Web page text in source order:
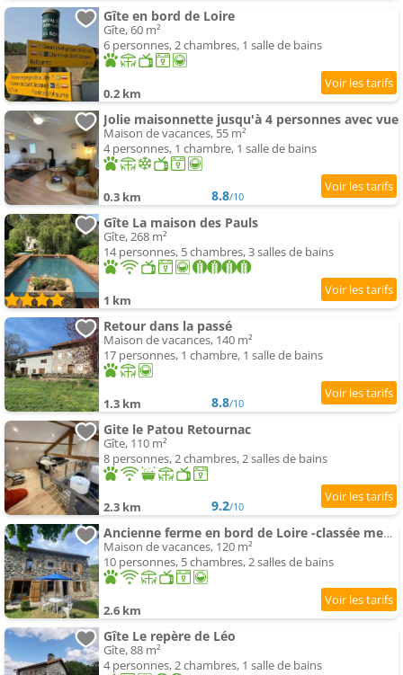
Gîte en bord de Loire
Gîte, 60 m²
6 personnes, 2 chambres, 1 salle de bains
0.2 km
Jolie maisonnette jusqu'à 4 personnes avec vue
Maison de vacances, 55 m²
4 personnes, 1 chambre, 1 salle de bains
0.3 km 8.8/10
Gîte La maison des Pauls
Gîte, 268 m²
14 personnes, 5 chambres, 3 salles de bains
1 km
Retour dans la passé
Maison de vacances, 140 m²
17 personnes, 1 chambre, 1 salle de bains
1.3 km 8.8/10
Gite le Patou Retournac
Gîte, 110 m²
8 personnes, 2 chambres, 2 salles de bains
2.3 km 9.2/10
Ancienne ferme en bord de Loire -classée meublé de tourisme 3 étoiles
Maison de vacances, 120 m²
10 personnes, 5 chambres, 2 salles de bains
2.6 km
Gîte Le repère de Léo
Gîte, 88 m²
4 personnes, 2 chambres, 1 salle de bains